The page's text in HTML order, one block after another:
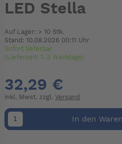
LED Stella
Auf Lager: > 10 Stk.
Stand: 10.08.2026 00:11 Uhr
Sofort lieferbar
(Lieferzeit: 1-3 Werktage)
32,29 €
inkl. Mwst. zzgl. Versand
In den